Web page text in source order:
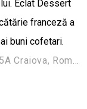
Éclat Dessert
franceză a
buni cofetari.
Strada Nicolae Bălcescu, nr 2, bloc M15A Craiova, Romania